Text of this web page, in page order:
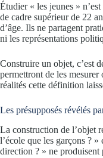
Étudier « les jeunes »
de cadre supérieur de 22
d’âge. Ils ne partagent
ni les représentations
Construire un objet, c’est
permettront de les
réalités cette définition
Les présupposés révélés
La construction de l’objet
l’école que les garçons ?
direction ? » ne produisent